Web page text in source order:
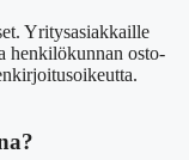
Yritysasiakkaille
henkilökunnan osto-